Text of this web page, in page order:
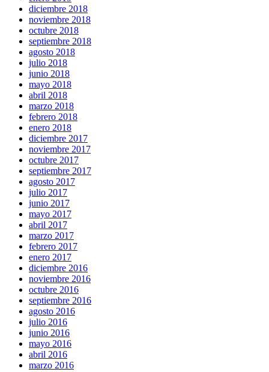
diciembre 2018
noviembre 2018
octubre 2018
septiembre 2018
agosto 2018
julio 2018
junio 2018
mayo 2018
abril 2018
marzo 2018
febrero 2018
enero 2018
diciembre 2017
noviembre 2017
octubre 2017
septiembre 2017
agosto 2017
julio 2017
junio 2017
mayo 2017
abril 2017
marzo 2017
febrero 2017
enero 2017
diciembre 2016
noviembre 2016
octubre 2016
septiembre 2016
agosto 2016
julio 2016
junio 2016
mayo 2016
abril 2016
marzo 2016